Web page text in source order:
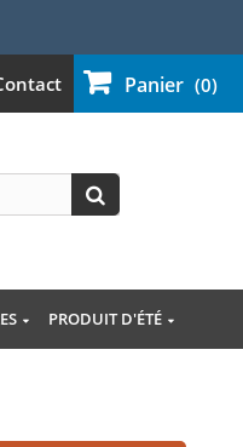
Panier (0)
PRODUIT D'ÉTÉ